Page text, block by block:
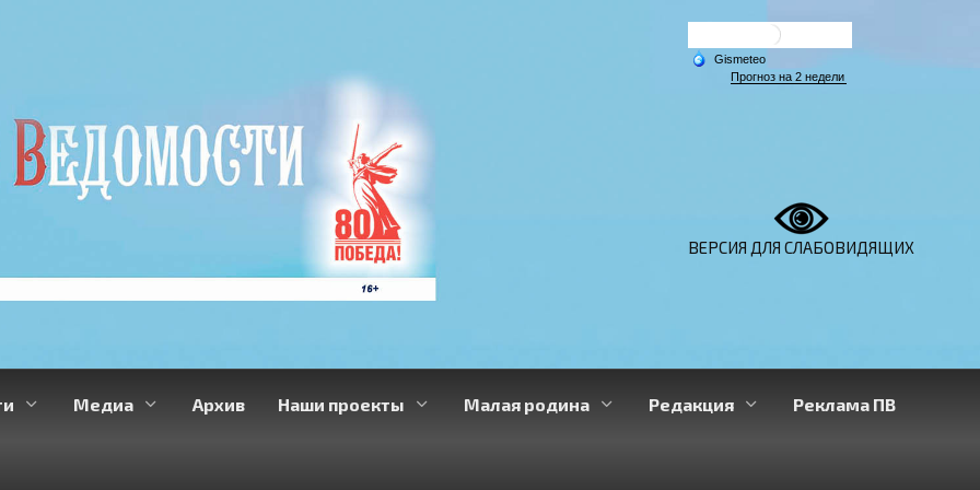
ВЕРСИЯ ДЛЯ СЛАБОВИДЯЩИХ
Медиа Архив Наши проекты Малая родина Редакция Реклама ПВ